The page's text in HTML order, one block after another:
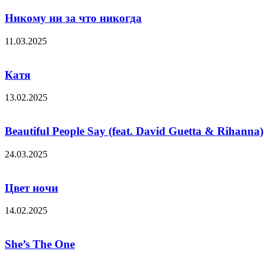
Никому ни за что никогда
11.03.2025
Катя
13.02.2025
Beautiful People Say (feat. David Guetta & Rihanna)
24.03.2025
Цвет ночи
14.02.2025
She’s The One